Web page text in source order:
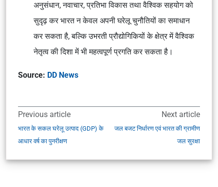
अनुसंधान, नवाचार, प्रतिभा विकास तथा वैश्विक सहयोग को
सुदृढ़ कर भारत न केवल अपनी घरेलू चुनौतियों का समाधान
कर सकता है, बल्कि उभरती प्रौद्योगिकियों के क्षेत्र में वैश्विक
नेतृत्व की दिशा में भी महत्वपूर्ण प्रगति कर सकता है।
Source: DD News
Previous article
भारत के सकल घरेलू उत्पाद (GDP) के
आधार वर्ष का पुनरीक्षण
Next article
जल बजट निर्धारण एवं भारत की ग्रामीण
जल सुरक्षा